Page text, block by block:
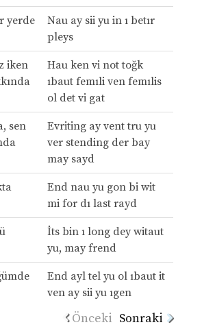
yerde
Nau ay sii yu in ı betır
pleys
iken
Hau ken vi not toğk
ıbaut femıli ven femılis
ol det vi gat
sen
Evriting ay vent tru yu
ver stending der bay
may sayd
End nau yu gon bi wit
mi for dı last rayd
İts bin ı long dey witaut
yu, may frend
End ayl tel yu ol ıbaut it
ven ay sii yu ıgen
Önceki Sonraki